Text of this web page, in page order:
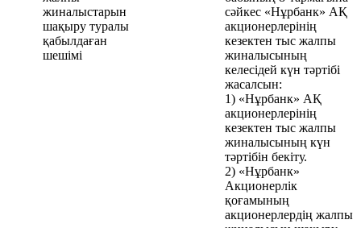
жиналыстарын
шақыру туралы
қабылдаған
шешімі
сәйкес «Нұрбанк» АҚ
акционерлерінің
кезектен тыс жалпы
жиналысының
келесідей күн тәртібі
жасалсын:
1) «Нұрбанк» АҚ
акционерлерінің
кезектен тыс жалпы
жиналысының күн
тәртібін бекіту.
2) «Нұрбанк»
Акционерлік
қоғамының
акционерлердің жалпы